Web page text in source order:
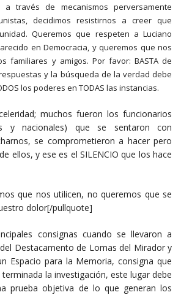
través de mecanismos perversamente
decidimos resistirnos a creer que
Queremos que respeten a Luciano
en Democracia, y queremos que nos
familiares y amigos. Por favor: BASTA de
y la búsqueda de la verdad debe
los poderes en TODAS las instancias.
muchos fueron los funcionarios
y nacionales) que se sentaron con
se comprometieron a hacer pero
ellos, y ese es el SILENCIO que los hace
que nos utilicen, no queremos que se
dolor[/pullquote]
consignas cuando se llevaron a
Destacamento de Lomas del Mirador y
Espacio para la Memoria, consigna que
terminada la investigación, este lugar debe
prueba objetiva de lo que generan los